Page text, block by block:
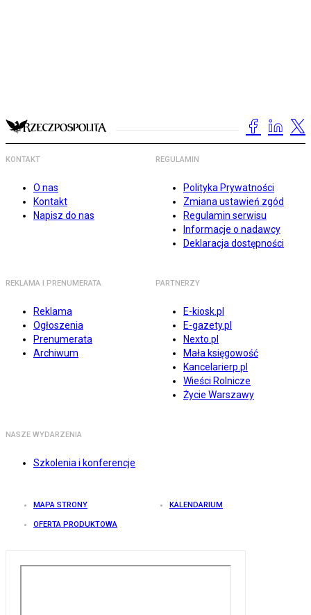
KONTAKT
O nas
Kontakt
Napisz do nas
REGULAMIN
Polityka Prywatności
Zmiana ustawień zgód
Regulamin serwisu
Informacje o nadawcy
Deklaracja dostępności
REKLAMA I PRENUMERATA
Reklama
Ogłoszenia
Prenumerata
Archiwum
PARTNERZY
E-kiosk.pl
E-gazety.pl
Nexto.pl
Mała księgowość
Kancelarierp.pl
Wieści Rolnicze
Życie Warszawy
NASZE WYDARZENIA
Szkolenia i konferencje
MAPA STRONY KALENDARIUM
OFERTA PRODUKTOWA